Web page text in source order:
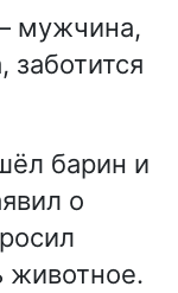
мужчина,
заботится
барин и
о
животное.